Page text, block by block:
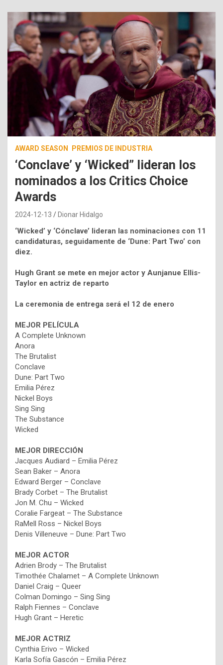
AWARD SEASON PREMIOS DE INDUSTRIA
‘Conclave’ y ‘Wicked” lideran los
nominados a los Critics Choice
Awards
2024-12-13 Dionar Hidalgo
‘Wicked’ y ‘Cónclave’ lideran las nominaciones con 11
candidaturas, seguidamente de ‘Dune: Part Two’ con
diez.
Hugh Grant se mete en mejor actor y Aunjanue Ellis-
Taylor en actriz de reparto
La ceremonia de entrega será el 12 de enero
MEJOR PELÍCULA
A Complete Unknown
Anora
The Brutalist
Conclave
Dune: Part Two
Emilia Pérez
Nickel Boys
Sing Sing
The Substance
Wicked
MEJOR DIRECCIÓN
Jacques Audiard – Emilia Pérez
Sean Baker – Anora
Edward Berger – Conclave
Brady Corbet – The Brutalist
Jon M. Chu – Wicked
Coralie Fargeat – The Substance
RaMell Ross – Nickel Boys
Denis Villeneuve – Dune: Part Two
MEJOR ACTOR
Adrien Brody – The Brutalist
Timothée Chalamet – A Complete Unknown
Daniel Craig – Queer
Colman Domingo – Sing Sing
Ralph Fiennes – Conclave
Hugh Grant – Heretic
MEJOR ACTRIZ
Cynthia Erivo – Wicked
Karla Sofía Gascón – Emilia Pérez